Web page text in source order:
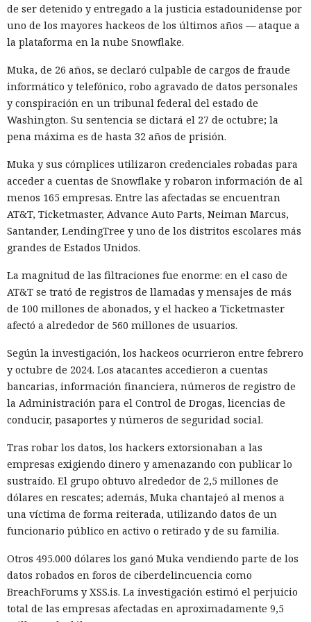
de ser detenido y entregado a la justicia estadounidense por
uno de los mayores hackeos de los últimos años — ataque a
la plataforma en la nube Snowflake.
Muka, de 26 años, se declaró culpable de cargos de fraude
informático y telefónico, robo agravado de datos personales
y conspiración en un tribunal federal del estado de
Washington. Su sentencia se dictará el 27 de octubre; la
pena máxima es de hasta 32 años de prisión.
Muka y sus cómplices utilizaron credenciales robadas para
acceder a cuentas de Snowflake y robaron información de al
menos 165 empresas. Entre las afectadas se encuentran
AT&T, Ticketmaster, Advance Auto Parts, Neiman Marcus,
Santander, LendingTree y uno de los distritos escolares más
grandes de Estados Unidos.
La magnitud de las filtraciones fue enorme: en el caso de
AT&T se trató de registros de llamadas y mensajes de más
de 100 millones de abonados, y el hackeo a Ticketmaster
afectó a alrededor de 560 millones de usuarios.
Según la investigación, los hackeos ocurrieron entre febrero
y octubre de 2024. Los atacantes accedieron a cuentas
bancarias, información financiera, números de registro de
la Administración para el Control de Drogas, licencias de
conducir, pasaportes y números de seguridad social.
Tras robar los datos, los hackers extorsionaban a las
empresas exigiendo dinero y amenazando con publicar lo
sustraído. El grupo obtuvo alrededor de 2,5 millones de
dólares en rescates; además, Muka chantajeó al menos a
una víctima de forma reiterada, utilizando datos de un
funcionario público en activo o retirado y de su familia.
Otros 495.000 dólares los ganó Muka vendiendo parte de los
datos robados en foros de ciberdelincuencia como
BreachForums y XSS.is. La investigación estimó el perjuicio
total de las empresas afectadas en aproximadamente 9,5